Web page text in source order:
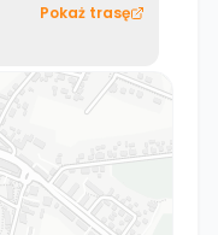
Pokaż trasę